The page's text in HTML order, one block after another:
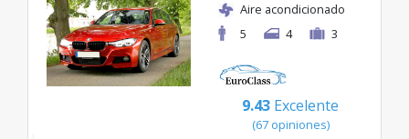
Aire acondicionado
5
4 3
9.43 Excelente
(67 opiniones)